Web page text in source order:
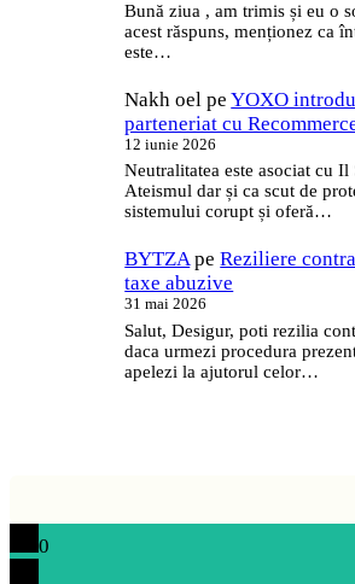
Bună ziua , am trimis și eu o
acest răspuns, menționez ca
este…
Nakh oel peYOXO
parteneriat cu
12 iunie 2026
Neutralitatea este asociat cu Il
Ateismul dar și ca scut de
sistemului corupt și oferă…
BYTZApeReziliere
taxe abuzive
31 mai 2026
Salut, Desigur, poti rezilia
daca urmezi procedura
apelezi la ajutorul celor…
0